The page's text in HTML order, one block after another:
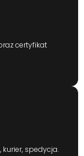
certyfikat
spedycja.